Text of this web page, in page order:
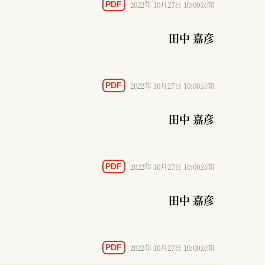
PDF 2022年 10月27日 10:00公開
田中 嘉彦
PDF 2022年 10月27日 10:00公開
田中 嘉彦
PDF 2022年 10月27日 10:00公開
田中 嘉彦
PDF 2022年 10月27日 10:00公開